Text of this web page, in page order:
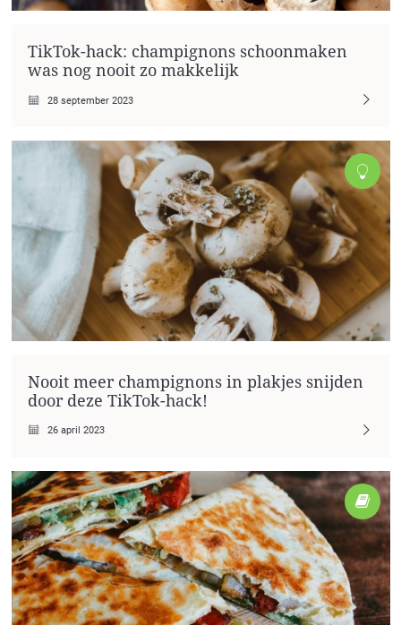
TikTok-hack: champignons schoonmaken
was nog nooit zo makkelijk
28 september 2023
Nooit meer champignons in plakjes snijden
door deze TikTok-hack!
26 april 2023